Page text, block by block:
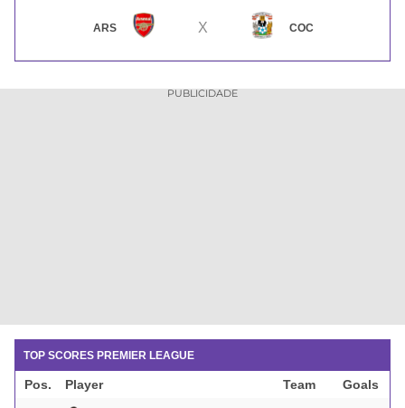
CRUZEIRO
ARS X COC
PUBLICIDADE
TOP SCORES PREMIER LEAGUE
Pos. Player Team Goals